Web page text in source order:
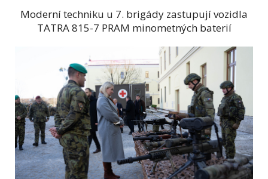
Moderní techniku u 7. brigády zastupují vozidla
TATRA 815-7 PRAM minometných baterií